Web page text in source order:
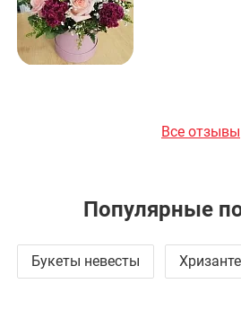
Все отзывы
Популярные
Букеты невесты